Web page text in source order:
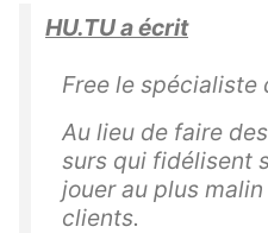
HU.TU a écrit
Free le spécialiste
Au lieu de faire
surs qui fidélisent
jouer au plus
clients.